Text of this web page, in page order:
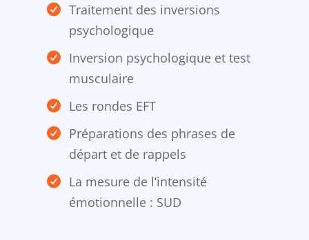
Traitement des inversions
psychologique
Inversion psychologique et test
musculaire
Les rondes EFT
Préparations des phrases de
départ et de rappels
La mesure de l’intensité
émotionnelle : SUD